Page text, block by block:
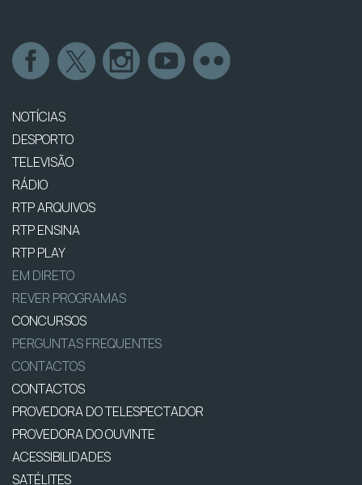
NOTÍCIAS
DESPORTO
TELEVISÃO
RÁDIO
RTP ARQUIVOS
RTP ENSINA
RTP PLAY
EM DIRETO
REVER PROGRAMAS
CONCURSOS
PERGUNTAS FREQUENTES
CONTACTOS
CONTACTOS
PROVEDORA DO TELESPECTADOR
PROVEDORA DO OUVINTE
ACESSIBILIDADES
SATÉLITES